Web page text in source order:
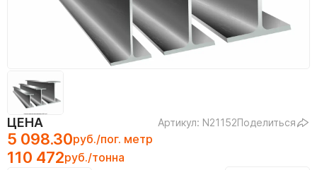
ЦЕНА Артикул: N21152Поделиться
5 098.30руб./пог. метр
110 472руб./тонна